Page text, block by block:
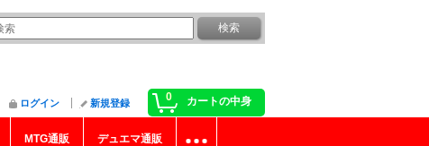
0 カートの中身
ログイン 新規登録
MTG通販 デュエマ通販